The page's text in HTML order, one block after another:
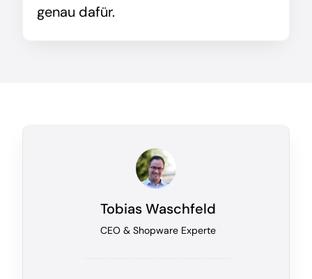
genau dafür.
Tobias Waschfeld
CEO & Shopware Experte